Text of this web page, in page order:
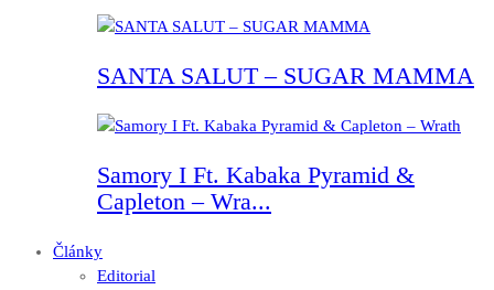
SANTA SALUT – SUGAR MAMMA
Samory I Ft. Kabaka Pyramid &
Capleton – Wra...
Články
Editorial